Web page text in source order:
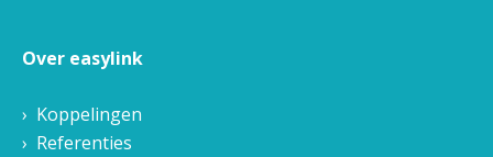
Over easylink
Koppelingen
Referenties